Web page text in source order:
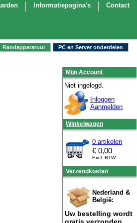
Contact
Informatiepagina's
Randapparatuur
PC en Server onderdelen
Mijn Account
Niet ingelogd.
Inloggen
Aanmelden
Winkelwagen
0 artikelen
€ 0,00
Excl. BTW
Verzendkosten
Nederland &
België:
Uw bestelling wordt